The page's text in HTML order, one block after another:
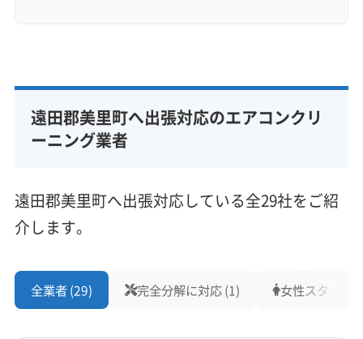
遠田郡美里町へ出張対応のエアコンクリ
ーニング業者
遠田郡美里町へ出張対応している全29社をご紹
介します。
全業者 (29) 完全分解に対応 (1) 女性スタッフ